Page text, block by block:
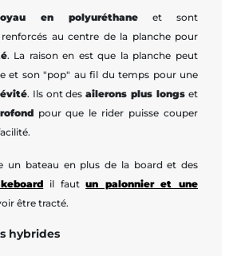
en polyuréthane et sont
au centre de la planche pour
. La raison en est que la planche peut
et son "pop" au fil du temps pour une
. Ils ont desailerons plus longs et
pour que le rider puisse couper
un bateau en plus de la board et des
il fautun palonnier et une
être tracté.
hybrides